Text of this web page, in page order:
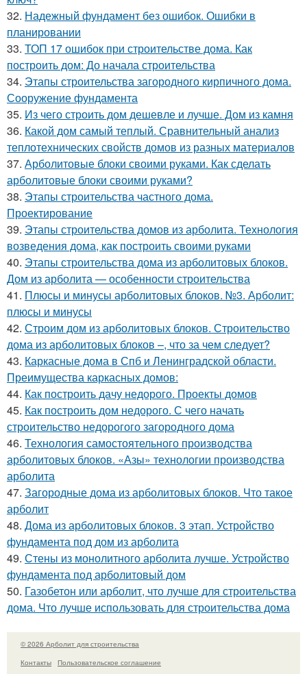
32. Надежный фундамент без ошибок. Ошибки в
планировании
33. ТОП 17 ошибок при строительстве дома. Как
построить дом: До начала строительства
34. Этапы строительства загородного кирпичного дома.
Сооружение фундамента
35. Из чего строить дом дешевле и лучше. Дом из камня
36. Какой дом самый теплый. Сравнительный анализ
теплотехнических свойств домов из разных материалов
37. Арболитовые блоки своими руками. Как сделать
арболитовые блоки своими руками?
38. Этапы строительства частного дома.
Проектирование
39. Этапы строительства домов из арболита. Технология
возведения дома, как построить своими руками
40. Этапы строительства дома из арболитовых блоков.
Дом из арболита — особенности строительства
41. Плюсы и минусы арболитовых блоков. №3. Арболит:
плюсы и минусы
42. Строим дом из арболитовых блоков. Строительство
дома из арболитовых блоков –, что за чем следует?
43. Каркасные дома в Спб и Ленинградской области.
Преимущества каркасных домов:
44. Как построить дачу недорого. Проекты домов
45. Как построить дом недорого. С чего начать
строительство недорогого загородного дома
46. Технология самостоятельного производства
арболитовых блоков. «Азы» технологии производства
арболита
47. Загородные дома из арболитовых блоков. Что такое
арболит
48. Дома из арболитовых блоков. 3 этап. Устройство
фундамента под дом из арболита
49. Стены из монолитного арболита лучше. Устройство
фундамента под арболитовый дом
50. Газобетон или арболит, что лучше для строительства
дома. Что лучше использовать для строительства дома
© 2026 Арболит для строительства
Контакты
Пользовательское соглашение